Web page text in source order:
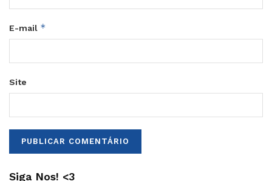
E-mail *
Site
Siga Nos! <3